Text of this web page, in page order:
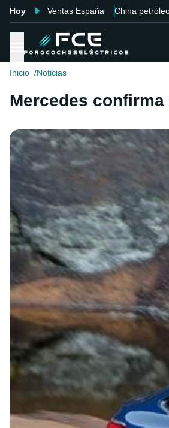
Hoy Ventas España China
Inicio Noticias
Mercedes